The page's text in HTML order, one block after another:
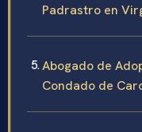
Padrastro en
Abogado de
Condado de